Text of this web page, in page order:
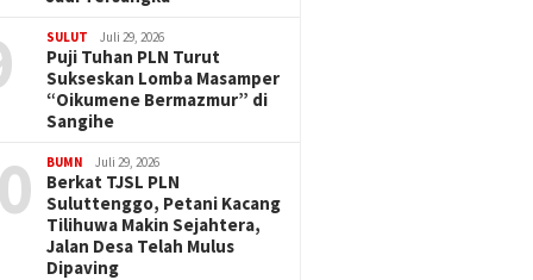
SULUT Juli 29, 2026
Puji Tuhan PLN Turut
Sukseskan Lomba Masamper
“Oikumene Bermazmur” di
Sangihe
BUMN Juli 29, 2026
Berkat TJSL PLN
Suluttenggo, Petani Kacang
Tilihuwa Makin Sejahtera,
Jalan Desa Telah Mulus
Dipaving